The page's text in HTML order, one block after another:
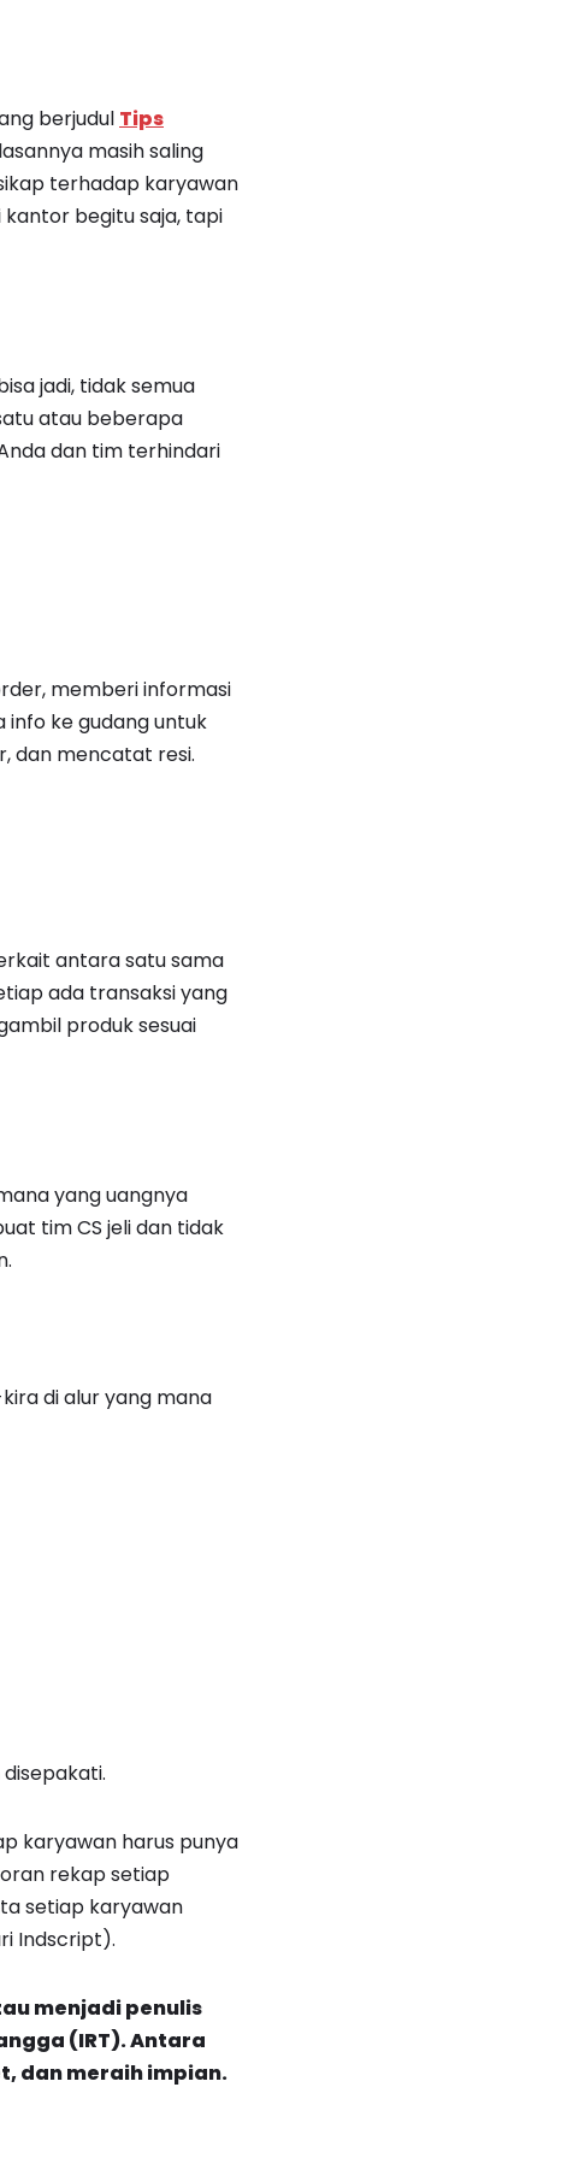
berjudul Tips
masih saling
terhadap karyawan
begitu saja, tapi
jadi, tidak semua
atau beberapa
dan tim terhindari
memberi informasi
info ke gudang untuk
dan mencatat resi.
antara satu sama
ada transaksi yang
produk sesuai
yang uangnya
tim CS jeli dan tidak
di alur yang mana
karyawan harus punya
rekap setiap
setiap karyawan
Indscript).
menjadi penulis
(IRT). Antara
dan meraih impian.